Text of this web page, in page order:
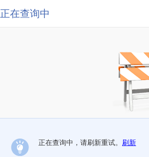
正在查询中
正在查询中，请刷新重试。 刷新